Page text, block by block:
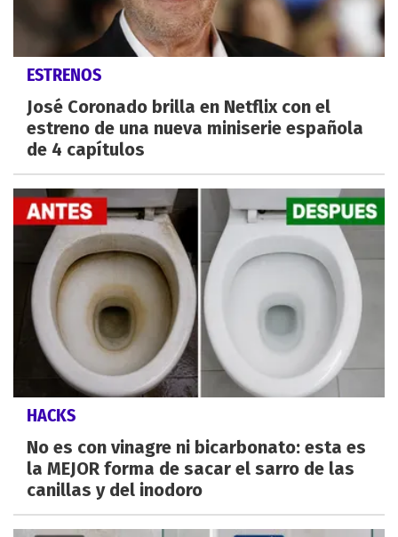
ESTRENOS
José Coronado brilla en Netflix con el
estreno de una nueva miniserie española
de 4 capítulos
HACKS
No es con vinagre ni bicarbonato: esta es
la MEJOR forma de sacar el sarro de las
canillas y del inodoro